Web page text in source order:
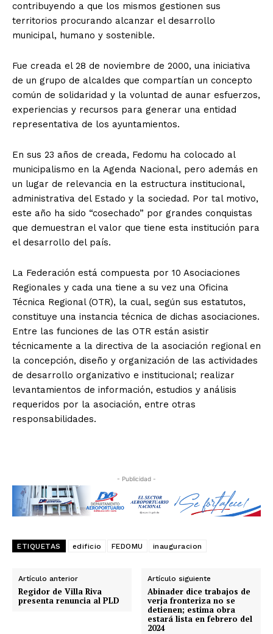
contribuyendo a que los mismos gestionen sus
territorios procurando alcanzar el desarrollo
municipal, humano y sostenible.
Fue creada el 28 de noviembre de 2000, una iniciativa
de un grupo de alcaldes que compartían un concepto
común de solidaridad y la voluntad de aunar esfuerzos,
experiencias y recursos para generar una entidad
representativa de los ayuntamientos.
En sus 23 años de creada, Fedomu ha colocado al
municipalismo en la Agenda Nacional, pero además en
un lugar de relevancia en la estructura institucional,
administrativa del Estado y la sociedad. Por tal motivo,
este año ha sido “cosechado” por grandes conquistas
que demuestran el valor que tiene esta institución para
el desarrollo del país.
La Federación está compuesta por 10 Asociaciones
Regionales y cada una tiene a su vez una Oficina
Técnica Regional (OTR), la cual, según sus estatutos,
constituye una instancia técnica de dichas asociaciones.
Entre las funciones de las OTR están asistir
técnicamente a la directiva de la asociación regional en
la concepción, diseño y organización de las actividades
de desarrollo organizativo e institucional; realizar
levantamientos de información, estudios y análisis
requeridos por la asociación, entre otras
responsabilidades.
- Publicidad -
ETIQUETAS edificio FEDOMU inauguracion
Artículo anterior
Regidor de Villa Riva
presenta renuncia al PLD
Artículo siguiente
Abinader dice trabajos de
verja fronteriza no se
detienen; estima obra
estará lista en febrero del
2024